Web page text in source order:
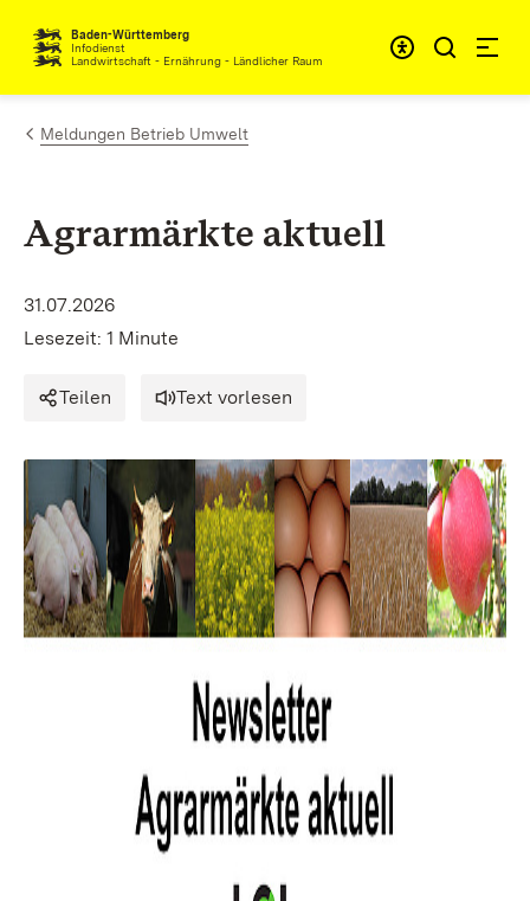
Zum Inhalt springen
Baden-Württemberg
Infodienst
Landwirtschaft - Ernährung - Ländlicher Raum
Meldungen Betrieb Umwelt
Agrarmärkte aktuell
31.07.2026
Lesezeit: 1 Minute
Teilen Text vorlesen